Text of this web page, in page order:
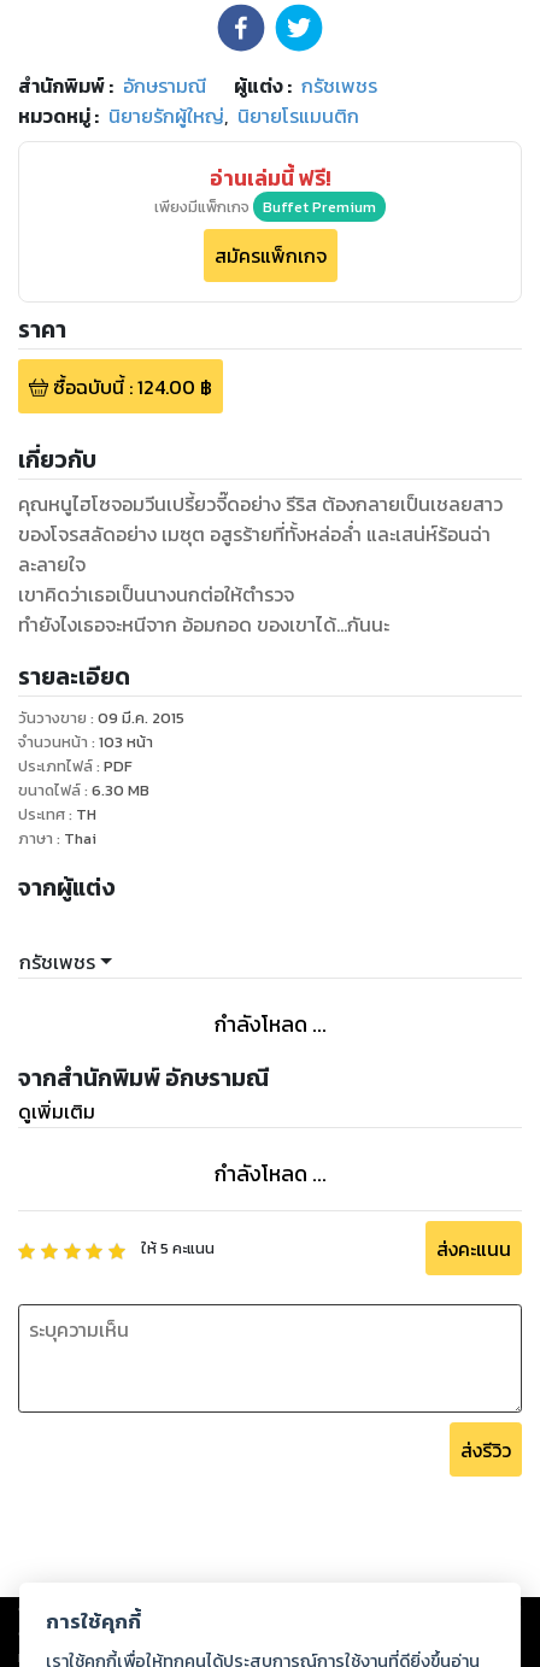
สำนักพิมพ์: อักษรามณี ผู้แต่ง : กรัชเพชร
หมวดหมู่: นิยายรักผู้ใหญ่, นิยายโรแมนติก
อ่านเล่มนี้ ฟรี!
เพียงมีแพ็กเกจ Buffet Premium
สมัครแพ็กเกจ
ราคา
ซื้อฉบับนี้:124.00 ฿
เกี่ยวกับ
คุณหนูไฮโซจอมวีนเปรี้ยวจี๊ดอย่าง รีริส ต้องกลายเป็นเชลยสาว
ของโจรสลัดอย่าง เมซุต อสูรร้ายที่ทั้งหล่อล่ำ และเสน่ห์ร้อนฉ่า
ละลายใจ
เขาคิดว่าเธอเป็นนางนกต่อให้ตำรวจ
ทำยังไงเธอจะหนีจาก อ้อมกอด ของเขาได้...กันนะ
รายละเอียด
วันวางขาย : 09 มี.ค. 2015
จำนวนหน้า : 103 หน้า
ประเภทไฟล์: PDF
ขนาดไฟล์: 6.30 MB
ประเทศ: TH
ภาษา : Thai
จากผู้แต่ง
กรัชเพชร
กำลังโหลด ...
จากสำนักพิมพ์ อักษรามณี
ดูเพิ่มเติม
กำลังโหลด ...
ให้5 คะแนน ส่งคะแนน
ส่งรีวิว
Copyright © 2026
ต่อผลงานหรือเนื้อหาใดที่อัปโหลดผ่านเว็บไซต์และปรากฏว่าละเมิดสิทธิใน
ทรัพย์สินทางปัญญาของบุคคลอื่นหรือขัดต่อกฎหมายและศีลธรรม ดังนั้น ผู้อ่าน
การใช้คุกกี้
เราใช้คุกกี้เพื่อให้ทุกคนได้ประสบการณ์การใช้งานที่ดียิ่งขึ้นอ่าน